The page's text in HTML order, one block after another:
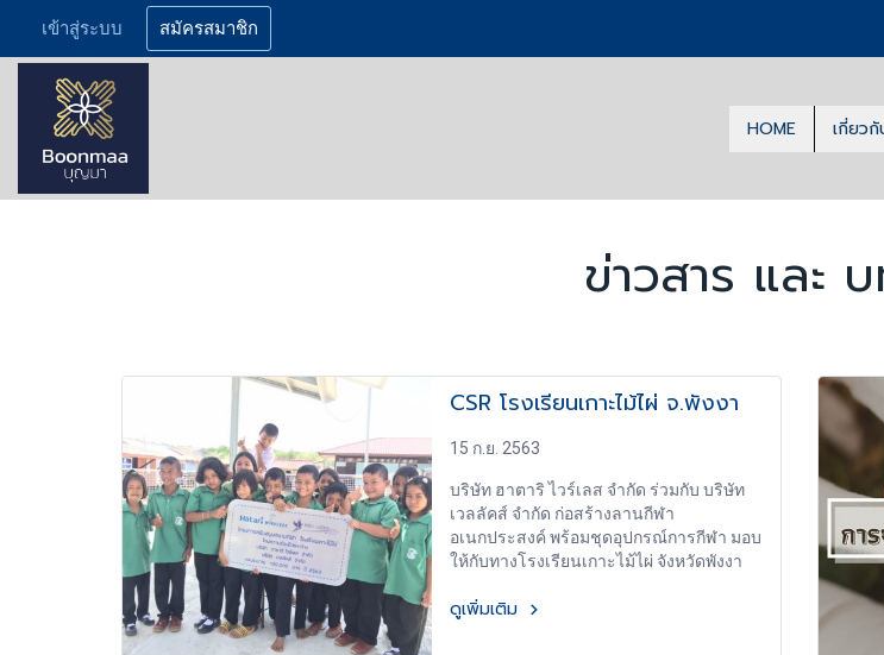
เข้าสู่ระบบ สมัครสมาชิก
HOME เกี่ยวกั
ข่าวสาร และ
CSR โรงเรียนเกาะไม้ไผ่ จ.พังงา
15 ก.ย. 2563
บริษัท ฮาตาริ ไวร์เลส จำกัด ร่วมกับ บริษัท
เวลลัคส์ จำกัด ก่อสร้างลานกีฬา
อเนกประสงค์ พร้อมชุดอุปกรณ์การกีฬา มอบ
ให้กับทางโรงเรียนเกาะไม้ไผ่ จังหวัดพังงา
ดูเพิ่มเติม